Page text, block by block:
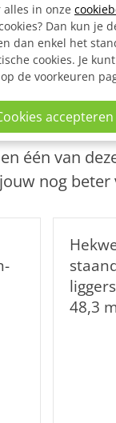
interessant
één van
nog beter
48,3
in onze
Dan kun je
dan enkel het
cookies. Je
de voorkeuren
accepteren